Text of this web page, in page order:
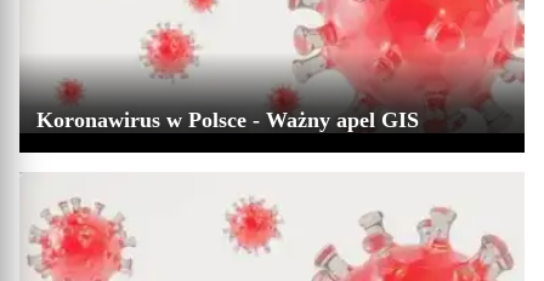
Koronawirus w Polsce - Ważny apel GIS